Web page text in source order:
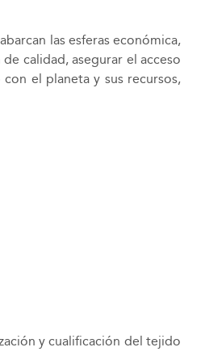
las esferas económica,
calidad, asegurar el acceso
el planeta y sus recursos,
y cualificación del tejido